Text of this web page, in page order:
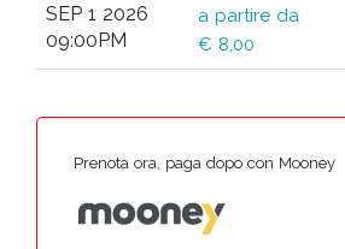
SEP 1 2026
09:00PM
a partire da
€ 8,00
Prenota ora, paga dopo con Mooney